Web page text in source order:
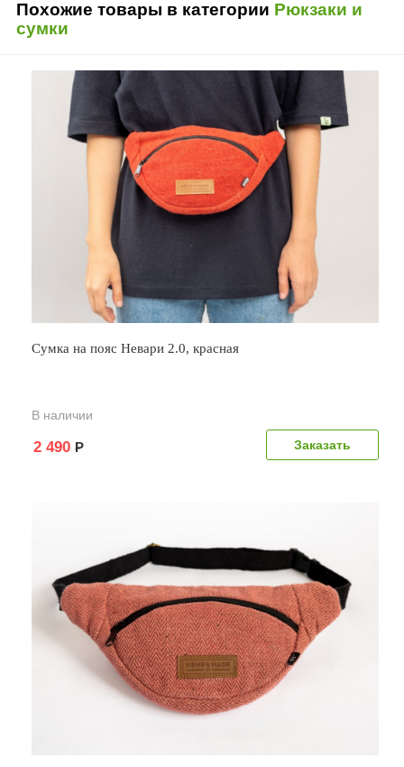
Похожие товары в категории Рюкзаки и
сумки
Сумка на пояс Невари 2.0, красная
В наличии
Заказать
2 490 Р